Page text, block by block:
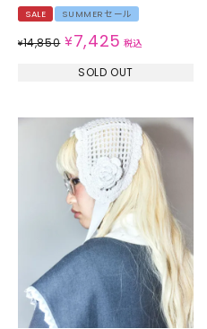
SALE SUMMERセール
¥14,850 ¥7,425 税込
SOLD OUT